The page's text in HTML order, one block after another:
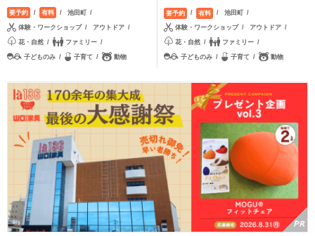
要予約 有料 池田町
体験・ワークショップ アウトドア
花・自然 ファミリー
子どものみ 子育て 動物
要予約 有料 池田町
体験・ワークショップ アウトドア
花・自然 ファミリー
子どものみ 子育て 動物